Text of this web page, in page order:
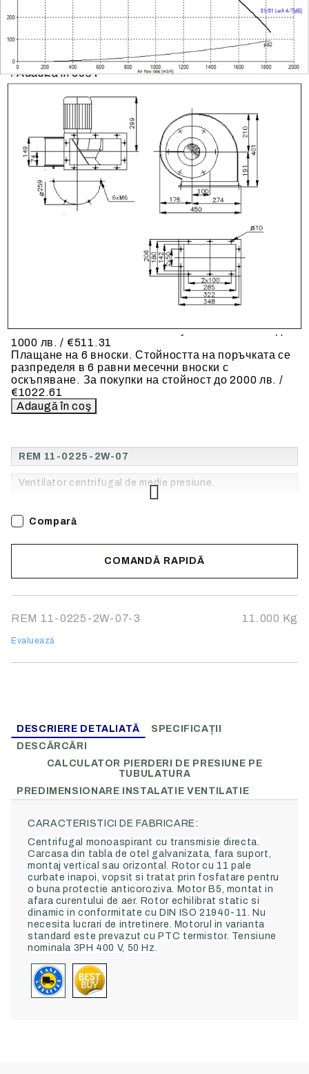
REM 11-0225-2W-07
Ventilator centrifugal de medie presiune.
Предоставената таблица е с информационна цел.
Добавете продукта в количката си с бутона "Добави
в количката" и при поръчка ще можете да изберете
броя вноски на кредита.
Предоставената таблица е с информационна цел.
Добавете продукта в количката си с бутона "Добави
в количката" и при поръчка ще можете да изберете
броя вноски на кредита.
Предоставената таблица е с информационна цел.
Добавете продукта в количката си с бутона "Добави
в количката" и при поръчка ще можете да изберете
броя вноски на кредита.
Когато плащате с NewPay, всъщност NewPay
плаща поръчката Ви вместо Вас. Вие я получавате
и разполагате с три начина да я платите към тях:
Отложено до 30 дни от момента на изпращане на
поръчката без оскъпяване. За покупки на стойност
Плащане на 4 вноски. Заплащате 20% от
стойността на поръчката си на момента с карта.
вноски без оскъпяване. За покупки на стойност до
1000 лв. / €511.31
Плащане на 6 вноски. Стойността на поръчката се
разпределя в 6 равни месечни вноски с
оскъпяване. За покупки на стойност до 2000 лв. /
€1022.61
COMANDĂ RAPIDĂ
Noi vă vom contacta pentru finalizarea comenzii.
REM 11-0225-2W-07-3 11.000 Kg
Evaluează
Compară
DESCRIERE DETALIATĂ
SPECIFICAȚII
DESCĂRCĂRI
CALCULATOR PIERDERI DE PRESIUNE PE
TUBULATURA
PREDIMENSIONARE INSTALATIE VENTILATIE
CARACTERISTICI DE FABRICARE:
Centrifugal monoaspirant cu transmisie directa.
Carcasa din tabla de otel galvanizata, fara suport,
montaj vertical sau orizontal. Rotor cu 11 pale
curbate inapoi, vopsit si tratat prin fosfatare pentru
o buna protectie anticoroziva. Motor B5, montat in
afara curentului de aer. Rotor echilibrat static si
dinamic in conformitate cu DIN ISO 21940-11. Nu
necesita lucrari de intretinere. Motorul in varianta
standard este prevazut cu PTC termistor. Tensiune
nominala 3PH 400 V, 50 Hz.